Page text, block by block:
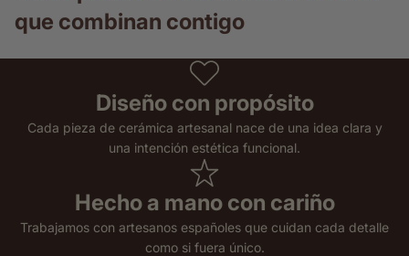
que combinan contigo
Diseño con propósito
Cada pieza de cerámica artesanal nace de una idea clara y
una intención estética funcional.
Hecho a mano con cariño
Trabajamos con artesanos españoles que cuidan cada detalle
como si fuera único.